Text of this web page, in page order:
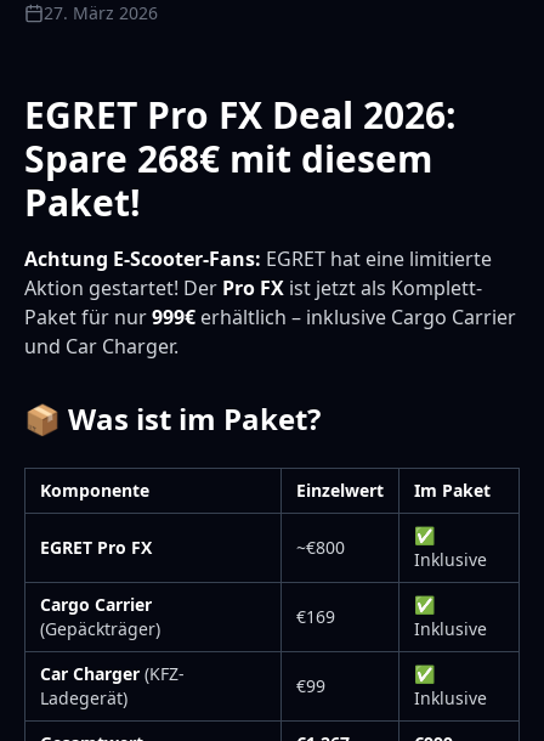
27. März 2026
EGRET Pro FX Deal 2026:
Spare 268€ mit diesem
Paket!
Achtung E-Scooter-Fans: EGRET hat eine limitierte
Aktion gestartet! Der Pro FX ist jetzt als Komplett-
Paket für nur999€ erhältlich – inklusive Cargo Carrier
und Car Charger.
📦 Was ist im Paket?
Komponente Einzelwert Im Paket
EGRET Pro FX ~€800
✅
Inklusive
Cargo Carrier
(Gepäckträger)
€169
✅
Inklusive
Car Charger (KFZ-
Ladegerät)
€99
✅
Inklusive